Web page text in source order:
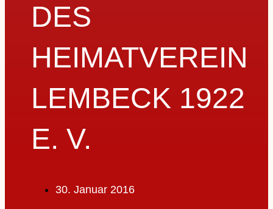
DES
HEIMATVEREIN
LEMBECK 1922
E. V.
30. Januar 2016